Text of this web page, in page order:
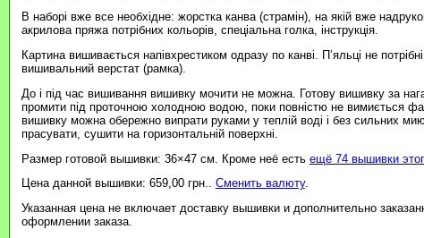
В наборі вже все необхідне: жорстка канва (страмін), на якій вже
акрилова пряжа потрібних кольорів, спеціальна голка, інструкція.
Картина вишивається напівхрестиком одразу по канві. П’яльці не
вишивальний верстат (рамка).
До і під час вишивання вишивку мочити не можна. Готову вишивку за
промити під проточною холодною водою, поки повністю не вимиється
вишивку можна обережно випрати руками у теплій воді і без сильних
прасувати, сушити на горизонтальній поверхні.
Размер готовой вышивки: 36×47 см. Кроме неё есть ещё 74 вышивки
Цена данной вышивки: 659,00 грн.. Сменить валюту.
Указанная цена не включает доставку вышивки и дополнительно
оформлении заказа.